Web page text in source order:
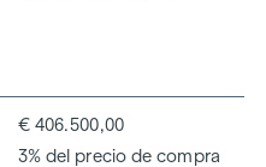
€ 406.500,00
3% del precio de compra